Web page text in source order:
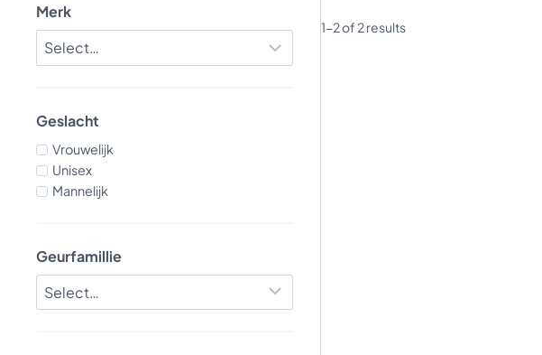
Merk
Geslacht
Vrouwelijk
Unisex
Mannelijk
Geurfamillie
1-2 of 2 results